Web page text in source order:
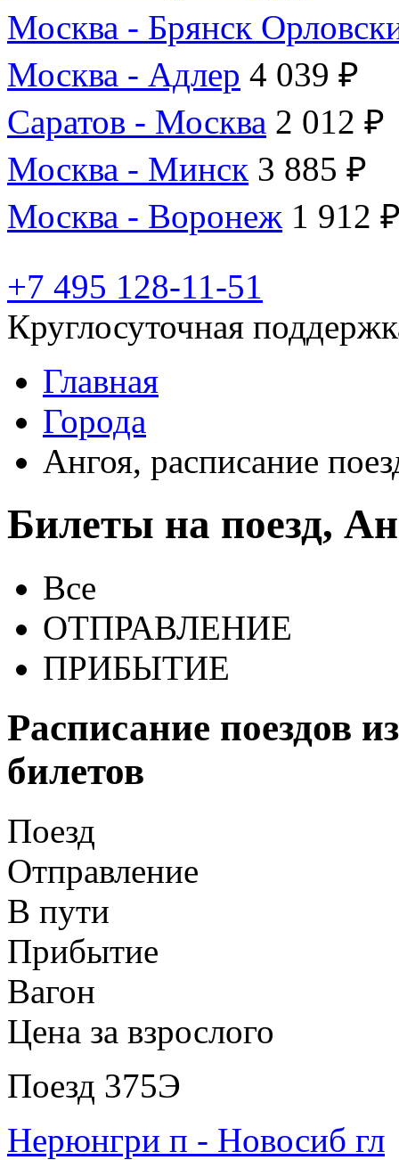
Москва - Брянск
Москва - Адлер 4 039 ₽
Саратов - Москва 2 012 ₽
Москва - Минск 3 885 ₽
Москва - Воронеж 1 912
+7 495 128-11-51
Круглосуточная
Главная
Города
Ангоя, расписание
Билеты на поезд,
Все
ОТПРАВЛЕНИЕ
ПРИБЫТИЕ
Расписание поездов
билетов
Поезд
Отправление
В пути
Прибытие
Вагон
Цена за взрослого
Поезд 375Э
Нерюнгри п - Новосиб гл